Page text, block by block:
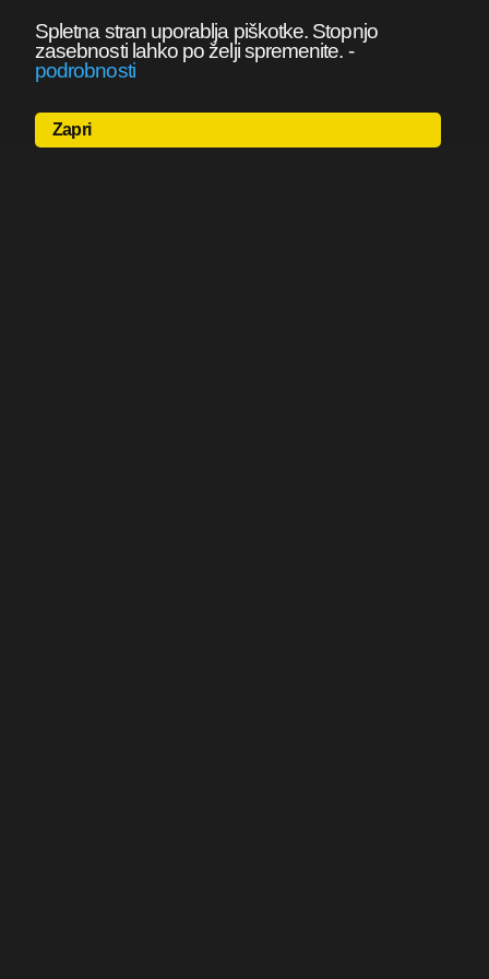
Spletna stran uporablja piškotke. Stopnjo
zasebnosti lahko po želji spremenite. -
podrobnosti
Zapri